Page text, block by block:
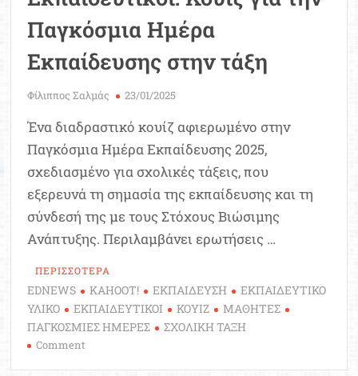
Παγκόσμια Ημέρα
Εκπαίδευσης στην τάξη
Φίλιππος Σαλμάς 23/01/2025
Ένα διαδραστικό κουίζ αφιερωμένο στην
Παγκόσμια Ημέρα Εκπαίδευσης 2025,
σχεδιασμένο για σχολικές τάξεις, που
εξερευνά τη σημασία της εκπαίδευσης και τη
σύνδεσή της με τους Στόχους Βιώσιμης
Ανάπτυξης. Περιλαμβάνει ερωτήσεις …
ΠΕΡΙΣΣΟΤΕΡΑ
EDNEWS KAHOOT! ΕΚΠΑΙΔΕΥΣΗ
ΕΚΠΑΙΔΕΥΤΙΚΟ
ΥΛΙΚΟ
ΕΚΠΑΙΔΕΥΤΙΚΟΙ ΚΟΥΙΖ
ΜΑΘΗΤΕΣ
ΠΑΓΚΟΣΜΙΕΣ ΗΜΕΡΕΣ
ΣΧΟΛΙΚΗ ΤΑΞΗ
Comment